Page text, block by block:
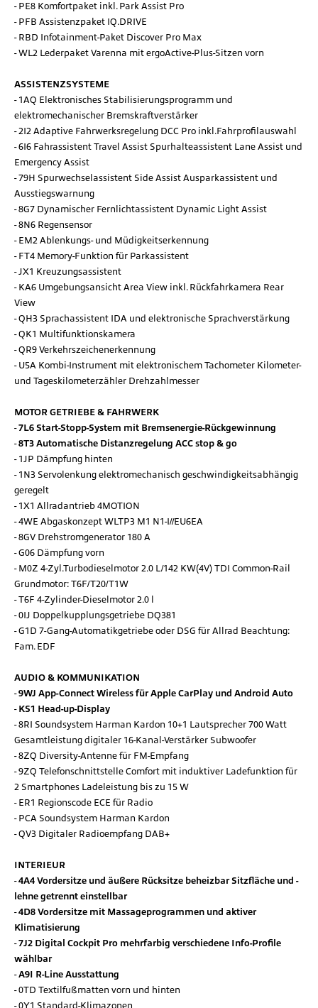
PE8 Komfortpaket inkl. Park Assist Pro
PFB Assistenzpaket IQ.DRIVE
RBD Infotainment-Paket Discover Pro Max
WL2 Lederpaket Varenna mit ergoActive-Plus-Sitzen vorn
ASSISTENZSYSTEME
1AQ Elektronisches Stabilisierungsprogramm und
elektromechanischer Bremskraftverstärker
2I2 Adaptive Fahrwerksregelung DCC Pro inkl.Fahrprofilauswahl
6I6 Fahrassistent Travel Assist Spurhalteassistent Lane Assist und
Emergency Assist
79H Spurwechselassistent Side Assist Ausparkassistent und
Ausstiegswarnung
8G7 Dynamischer Fernlichtassistent Dynamic Light Assist
8N6 Regensensor
EM2 Ablenkungs- und Müdigkeitserkennung
FT4 Memory-Funktion für Parkassistent
JX1 Kreuzungsassistent
KA6 Umgebungsansicht Area View inkl. Rückfahrkamera Rear
View
QH3 Sprachassistent IDA und elektronische Sprachverstärkung
QK1 Multifunktionskamera
QR9 Verkehrszeichenerkennung
U5A Kombi-Instrument mit elektronischem Tachometer Kilometer-
und Tageskilometerzähler Drehzahlmesser
MOTOR GETRIEBE & FAHRWERK
7L6 Start-Stopp-System mit Bremsenergie-Rückgewinnung
8T3 Automatische Distanzregelung ACC stop & go
1JP Dämpfung hinten
1N3 Servolenkung elektromechanisch geschwindigkeitsabhängig
geregelt
1X1 Allradantrieb 4MOTION
4WE Abgaskonzept WLTP3 M1 N1-I//EU6EA
8GV Drehstromgenerator 180 A
G06 Dämpfung vorn
M0Z 4-Zyl.Turbodieselmotor 2.0 L/142 KW(4V) TDI Common-Rail
Grundmotor: T6F/T20/T1W
T6F 4-Zylinder-Dieselmotor 2.0 l
0IJ Doppelkupplungsgetriebe DQ381
G1D 7-Gang-Automatikgetriebe oder DSG für Allrad Beachtung:
Fam. EDF
AUDIO & KOMMUNIKATION
9WJ App-Connect Wireless für Apple CarPlay und Android Auto
KS1 Head-up-Display
8RI Soundsystem Harman Kardon 10+1 Lautsprecher 700 Watt
Gesamtleistung digitaler 16-Kanal-Verstärker Subwoofer
8ZQ Diversity-Antenne für FM-Empfang
9ZQ Telefonschnittstelle Comfort mit induktiver Ladefunktion für
2 Smartphones Ladeleistung bis zu 15 W
ER1 Regionscode ECE für Radio
PCA Soundsystem Harman Kardon
QV3 Digitaler Radioempfang DAB+
INTERIEUR
4A4 Vordersitze und äußere Rücksitze beheizbar Sitzfläche und -
lehne getrennt einstellbar
4D8 Vordersitze mit Massageprogrammen und aktiver
Klimatisierung
7J2 Digital Cockpit Pro mehrfarbig verschiedene Info-Profile
wählbar
A9I R-Line Ausstattung
0TD Textilfußmatten vorn und hinten
0Y1 Standard-Klimazonen